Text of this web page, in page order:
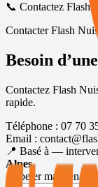
📞 Contactez Flash
Contacter Flash
Besoin
Contactez Flash
rapide.
Téléphone : 07 70
Email :
📍 Basé à —
Alpes.
Appeler maintenant